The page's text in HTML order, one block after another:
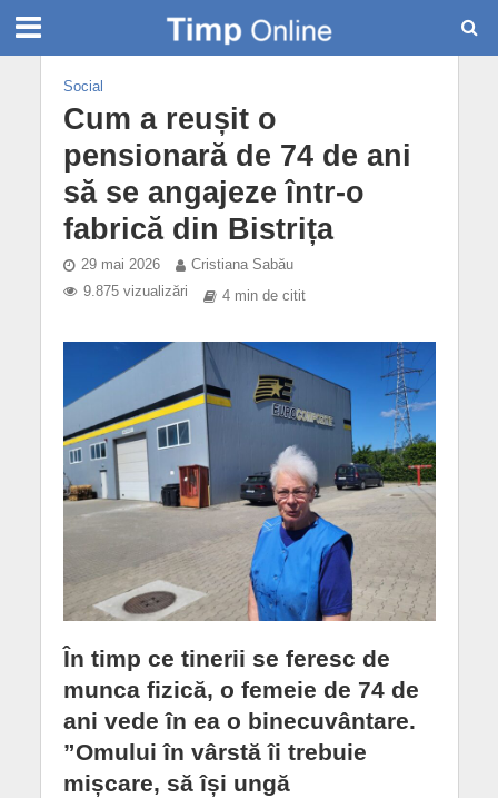
Social
Cum a reușit o
pensionară de 74 de ani
să se angajeze într-o
fabrică din Bistrița
29 mai 2026
Cristiana Sabău
9.875 vizualizări
4 min de citit
În timp ce tinerii se feresc de
munca fizică, o femeie de 74 de
ani vede în ea o binecuvântare.
”Omului în vârstă îi trebuie
mișcare, să își ungă